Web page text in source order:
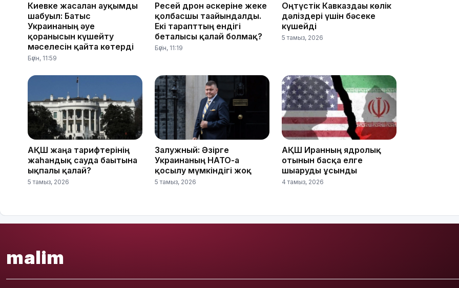
Киевке жасалған ауқымды
шабуыл: Батыс
Украинаның әуе
қорғанысын күшейту
мәселесін қайта көтерді
Бүгін, 11:59
Ресей дрон әскеріне жеке
қолбасшы тағайындалды.
Екі тарапттың ендігі
беталысы қалай болмақ?
Бүгін, 11:19
Оңтүстік Кавказдағы көлік
дәліздері үшін бәсеке
күшейді
5 тамыз, 2026
АҚШ жаңа тарифтерінің
жаһандық сауда бағытына
ықпалы қалай?
5 тамыз, 2026
Залужный: Әзірге
Украинаның НАТО-ға
қосылу мүмкіндігі жоқ
5 тамыз, 2026
АҚШ Иранның ядролық
отынын басқа елге
шығаруды ұсынды
4 тамыз, 2026
malim